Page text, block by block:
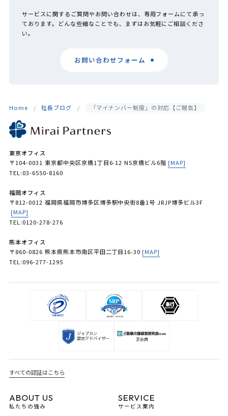
サービスに関するご質問やお問い合わせは、専用フォームにて承っ
ております。どんな些細なことでも、まずはお気軽にご相談くださ
い。
お問い合わせフォーム
Home 社長ブログ 「マイナンバー制度」の対応【ご報告】
東京オフィス
〒104-0031 東京都中央区京橋1丁目6-12 NS京橋ビル6階 [MAP]
TEL:03-6550-8160
福岡オフィス
〒812-0012 福岡県福岡市博多区博多駅中央街8番1号 JRJP博多ビル3F
[MAP]
TEL:0120-278-276
熊本オフィス
〒860-0826 熊本県熊本市南区平田二丁目16-30 [MAP]
TEL:096-277-1295
すべての認証はこちら
ABOUT US
私たちの強み
SERVICE
サービス案内